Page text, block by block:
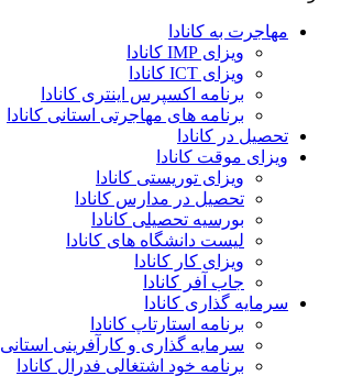
مهاجرت به کانادا
ویزای IMP کانادا
ویزای ICT کانادا
برنامه اکسپرس اینتری کانادا
برنامه های مهاجرتی استانی کانادا
تحصیل در کانادا
ویزای موقت کانادا
ویزای توریستی کانادا
تحصیل در مدارس کانادا
بورسیه تحصیلی کانادا
لیست دانشگاه های کانادا
ویزای کار کانادا
جاب آفر کانادا
سرمایه گذاری کانادا
برنامه استارتاپ کانادا
سرمایه گذاری و کارآفرینی استانی
برنامه خود اشتغالی فدرال کانادا